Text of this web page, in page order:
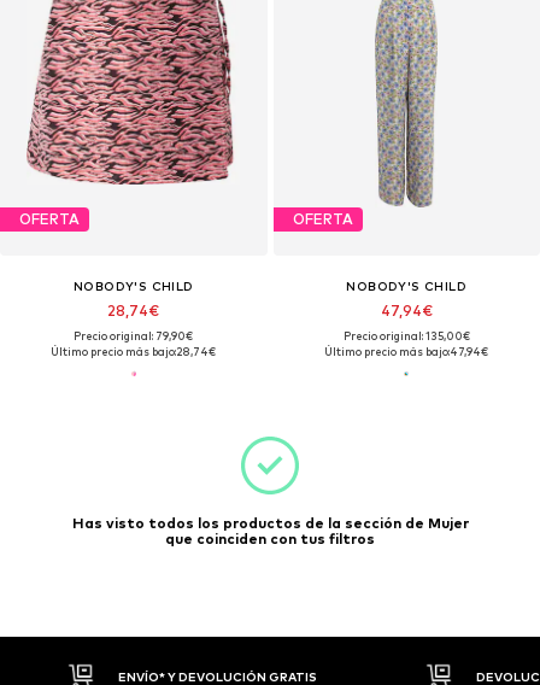
OFERTA
NOBODY'S CHILD
28,74€
Precio original: 79,90€
Último precio más bajo:28,74€
OFERTA
NOBODY'S CHILD
47,94€
Precio original: 135,00€
Último precio más bajo:47,94€
Has visto todos los productos de la sección de Mujer
que coinciden con tus filtros
ENVÍO* Y DEVOLUCIÓN GRATIS